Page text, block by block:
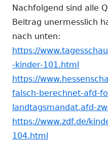
Nachfolgend sind alle
Beitrag unermesslich
nach unten:
https://
-kinder-101.html
https://
falsch-berechnet-afd-
landtagsmandat,afd-
https://www.zdf.de/
104.html